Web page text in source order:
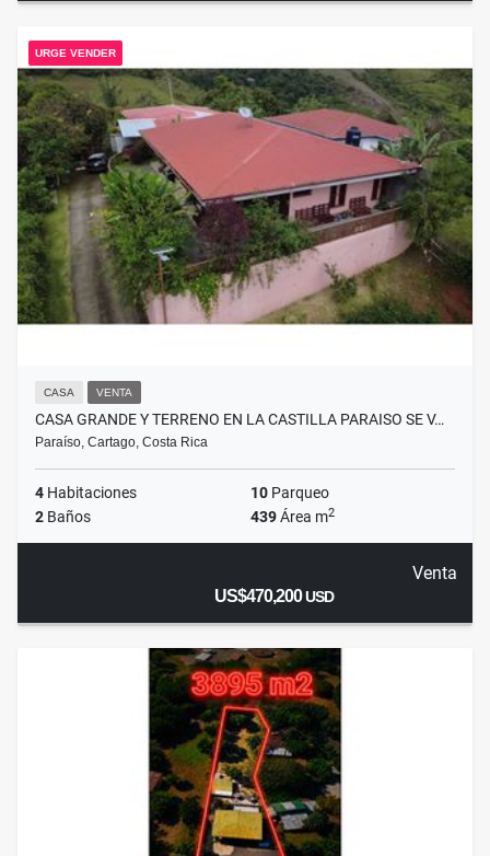
URGE VENDER
CASA VENTA
CASA GRANDE Y TERRENO EN LA CASTILLA PARAISO SE V…
Paraíso, Cartago, Costa Rica
4 Habitaciones 10 Parqueo
2 Baños 439Área m2
Venta
US$470,200USD